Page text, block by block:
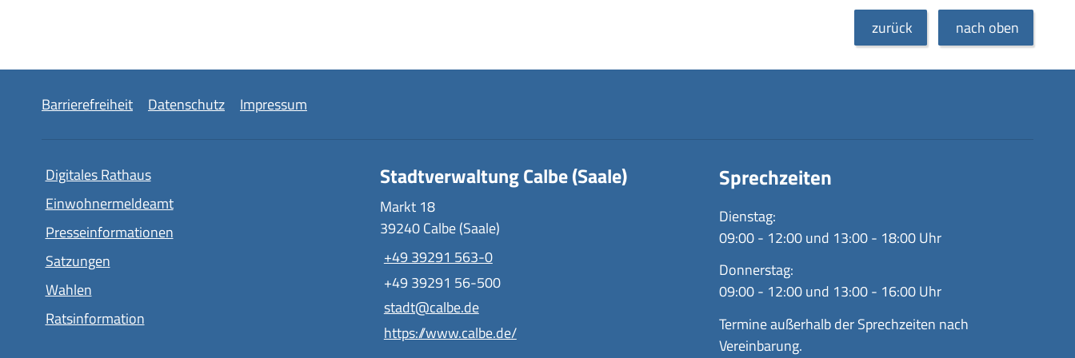
zurück nach oben
Barrierefreiheit Datenschutz Impressum
Digitales Rathaus
Einwohnermeldeamt
Presseinformationen
Satzungen
Wahlen
Ratsinformation
Stadtverwaltung Calbe (Saale)
Markt 18
39240 Calbe (Saale)
+49 39291 563-0
+49 39291 56-500
stadt@calbe.de
https://www.calbe.de/
Sprechzeiten
Dienstag:
09:00 - 12:00 und 13:00 - 18:00 Uhr
Donnerstag:
09:00 - 12:00 und 13:00 - 16:00 Uhr
Termine außerhalb der Sprechzeiten nach
Vereinbarung.